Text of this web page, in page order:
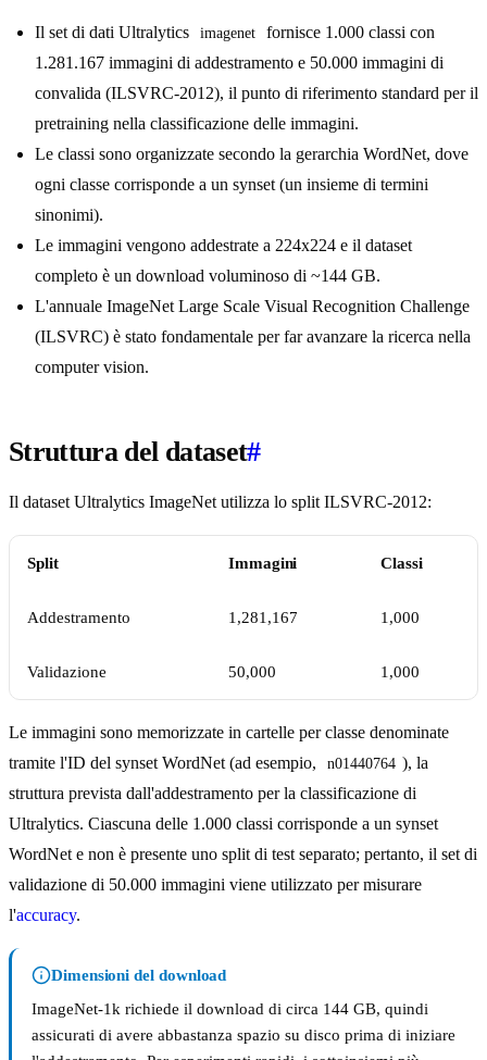
Il set di dati Ultralytics imagenet
fornisce 1.000 classi con
1.281.167 immagini di addestramento e 50.000 immagini di
convalida (ILSVRC-2012), il punto di riferimento standard per il
pretraining nella classificazione delle immagini.
Le classi sono organizzate secondo la gerarchia WordNet, dove
ogni classe corrisponde a un synset (un insieme di termini
sinonimi).
Le immagini vengono addestrate a 224x224 e il dataset
completo è un download voluminoso di ~144 GB.
L'annuale ImageNet Large Scale Visual Recognition Challenge
(ILSVRC) è stato fondamentale per far avanzare la ricerca nella
computer vision.
Struttura del dataset#
Il dataset Ultralytics ImageNet utilizza lo split ILSVRC-2012:
Split Immagini Classi
Addestramento 1,281,167 1,000
Validazione 50,000 1,000
Le immagini sono memorizzate in cartelle per classe denominate
tramite l'ID del synset WordNet (ad esempio,
n01440764 ), la
struttura prevista dall'addestramento per la classificazione di
Ultralytics. Ciascuna delle 1.000 classi corrisponde a un synset
WordNet e non è presente uno split di test separato; pertanto, il set di
validazione di 50.000 immagini viene utilizzato per misurare
l'accuracy.
Dimensioni del download
ImageNet-1k richiede il download di circa 144 GB, quindi
assicurati di avere abbastanza spazio su disco prima di iniziare